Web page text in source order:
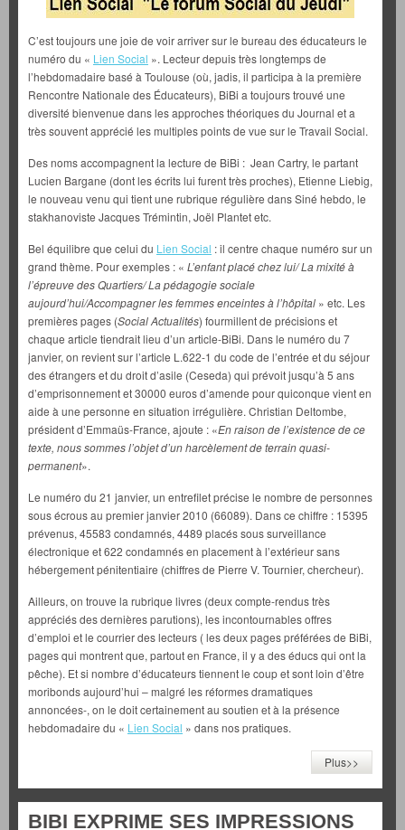
C’est toujours une joie de voir arriver sur le bureau des éducateurs le
numéro du « Lien Social ». Lecteur depuis très longtemps de
l’hebdomadaire basé à Toulouse (où, jadis, il participa à la première
Rencontre Nationale des Éducateurs), BiBi a toujours trouvé une
diversité bienvenue dans les approches théoriques du Journal et a
très souvent apprécié les multiples points de vue sur le Travail Social.
Des noms accompagnent la lecture de BiBi : Jean Cartry, le partant
Lucien Bargane (dont les écrits lui furent très proches), Etienne Liebig,
le nouveau venu qui tient une rubrique régulière dans Siné hebdo, le
stakhanoviste Jacques Trémintin, Joël Plantet etc.
Bel équilibre que celui du Lien Social : il centre chaque numéro sur un
grand thème. Pour exemples : « L’enfant placé chez lui/ La mixité à
l’épreuve des Quartiers/ La pédagogie sociale
aujourd’hui/Accompagner les femmes enceintes à l’hôpital » etc. Les
premières pages (Social Actualités) fourmillent de précisions et
chaque article tiendrait lieu d’un article-BiBi. Dans le numéro du 7
janvier, on revient sur l’article L.622-1 du code de l’entrée et du séjour
des étrangers et du droit d’asile (Ceseda) qui prévoit jusqu’à 5 ans
d’emprisonnement et 30000 euros d’amende pour quiconque vient en
aide à une personne en situation irrégulière. Christian Deltombe,
président d’Emmaüs-France, ajoute : «En raison de l’existence de ce
texte, nous sommes l’objet d’un harcèlement de terrain quasi-
permanent».
Le numéro du 21 janvier, un entrefilet précise le nombre de personnes
sous écrous au premier janvier 2010 (66089). Dans ce chiffre : 15395
prévenus, 45583 condamnés, 4489 placés sous surveillance
électronique et 622 condamnés en placement à l’extérieur sans
hébergement pénitentiaire (chiffres de Pierre V. Tournier, chercheur).
Ailleurs, on trouve la rubrique livres (deux compte-rendus très
appréciés des dernières parutions), les incontournables offres
d’emploi et le courrier des lecteurs ( les deux pages préférées de BiBi,
pages qui montrent que, partout en France, il y a des éducs qui ont la
pêche). Et si nombre d’éducateurs tiennent le coup et sont loin d’être
moribonds aujourd’hui – malgré les réformes dramatiques
annoncées-, on le doit certainement au soutien et à la présence
hebdomadaire du « Lien Social » dans nos pratiques.
Plus>>
BIBI EXPRIME SES IMPRESSIONS